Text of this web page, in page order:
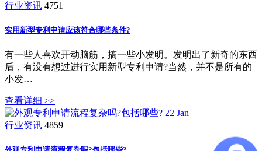
行业资讯 4751
实用新型专利申请应该符合哪些条件?
有一些人喜欢开动脑筋，搞一些小发明。发明出了新奇的东西
后，有没有想过进行实用新型专利申请?当然，并不是所有的
小发…
查看详细 >>
22 Jan
行业资讯 4859